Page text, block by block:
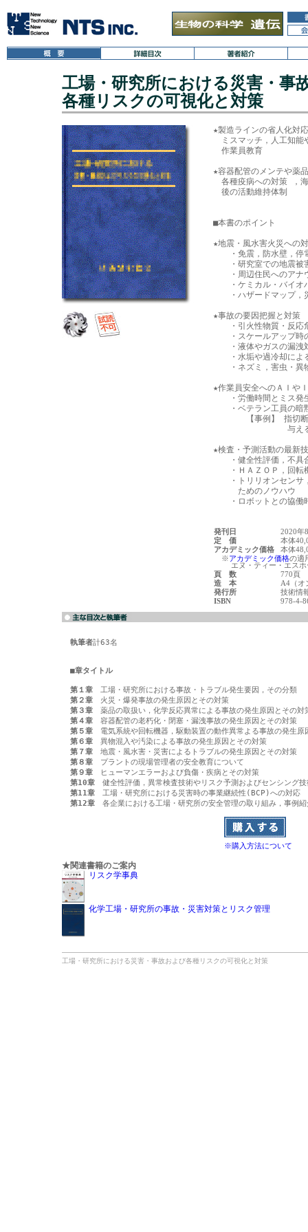
工場・研究所における災害・事
各種リスクの可視化と対策
★製造ラインの省人化対
ミスマッチ，人工知能
作業員教育
★容器配管のメンテや薬
各種疫病への対策 ，
後の活動維持体制
■本書のポイント
★地震・風水害火災への
・免震，防水壁，停
・研究室での地震被
・周辺住民へのアナ
・ケミカル・バイオ
・ハザードマップ，
★事故の要因把握と対策
・引火性物質・反応
・スケールアップ時
・液体やガスの漏洩
・水垢や過冷却によ
・ネズミ，害虫・異
★作業員安全へのＡＩや
・労働時間とミス発
・ベテラン工員の暗
【事例】 指切断の
与えると，作業
★検査・予測活動の最新
・健全性評価，不具
・ＨＡＺＯＰ，回転
・トリリオンセンサ
ためのノウハウ
・ロボットとの協働
発刊日
2020年
定 価
本体
アカデミック価格
本体
※アカデミック価格の適
エヌ・ティー・エスホ
頁 数
770頁
造 本
A4（オ
発行所
技術情
ISBN
978-4-
執筆者計63名
■章タイトル
第１章
第２章
第３章
第４章
第５章
第６章
第７章
第８章
第９章
第10章
第11章
第12章
※購入方法について
★関連書籍のご案内
リスク学事典
化学工場・研究所の事故・災害対策とリスク管理
工場・研究所における災害・事故および各種リスクの可視化と対策